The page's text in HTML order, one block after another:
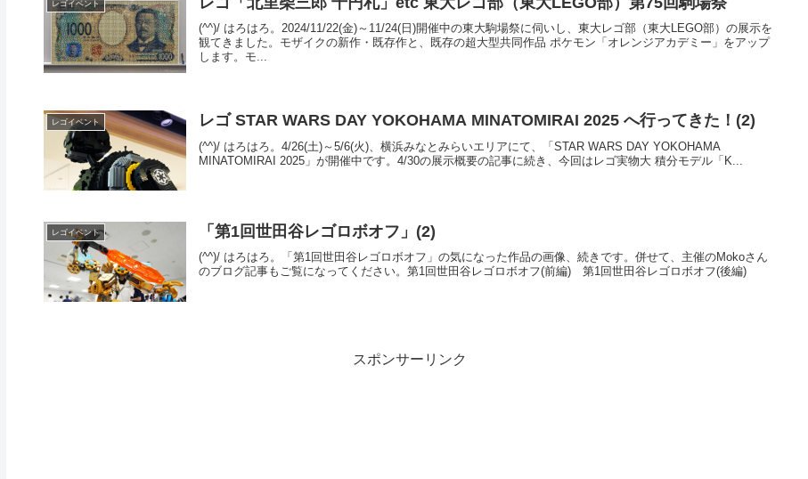
レゴイベント
(^^)/ はろはろ。2024/11/22(金)～11/24(日)開催中の東大駒場祭に伺いし、東大レゴ部（東大LEGO部）の展示を
観てきました。モザイクの新作・既存作と、既存の超大型共同作品 ポケモン「オレンジアカデミー」をアップ
します。モ...
レゴイベント レゴ STAR WARS DAY YOKOHAMA MINATOMIRAI 2025 へ行ってきた！(2)
(^^)/ はろはろ。4/26(土)～5/6(火)、横浜みなとみらいエリアにて、「STAR WARS DAY YOKOHAMA
MINATOMIRAI 2025」が開催中です。4/30の展示概要の記事に続き、今回はレゴ実物大 積分モデル「K...
レゴイベント 「第1回世田谷レゴロボオフ」(2)
(^^)/ はろはろ。「第1回世田谷レゴロボオフ」の気になった作品の画像、続きです。併せて、主催のMokoさん
のブログ記事もご覧になってください。第1回世田谷レゴロボオフ(前編) 第1回世田谷レゴロボオフ(後編)
スポンサーリンク